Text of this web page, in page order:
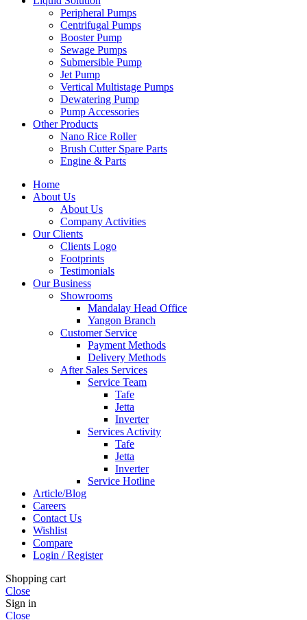
Peripheral Pumps
Centrifugal Pumps
Booster Pump
Sewage Pumps
Submersible Pump
Jet Pump
Vertical Multistage Pumps
Dewatering Pump
Pump Accessories
Other Products
Nano Rice Roller
Brush Cutter Spare Parts
Engine & Parts
Home
About Us
About Us
Company Activities
Our Clients
Clients Logo
Footprints
Testimonials
Our Business
Showrooms
Mandalay Head Office
Yangon Branch
Customer Service
Payment Methods
Delivery Methods
After Sales Services
Service Team
Tafe
Jetta
Inverter
Services Activity
Tafe
Jetta
Inverter
Service Hotline
Article/Blog
Careers
Contact Us
Wishlist
Compare
Login / Register
Shopping cart
Close
Sign in
Close